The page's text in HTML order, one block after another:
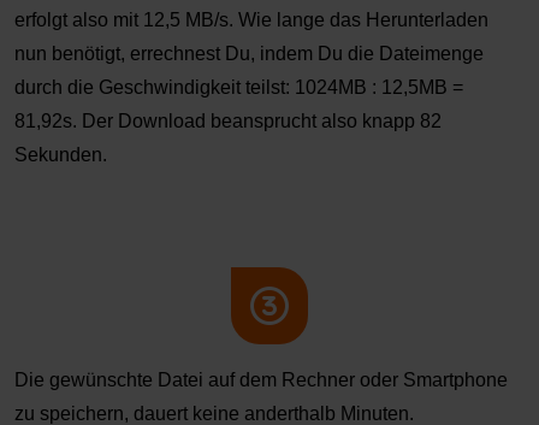
erfolgt also mit 12,5 MB/s. Wie lange das Herunterladen
nun benötigt, errechnest Du, indem Du die Dateimenge
durch die Geschwindigkeit teilst: 1024MB : 12,5MB =
81,92s. Der Download beansprucht also knapp 82
Sekunden.
Die gewünschte Datei auf dem Rechner oder Smartphone
zu speichern, dauert keine anderthalb Minuten.